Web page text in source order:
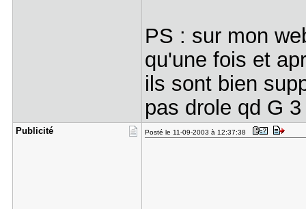
PS : sur mon
qu'une fois et
ils sont bien
pas drole qd G
Publicité Posté le 11-09-2003 à 12:37:38